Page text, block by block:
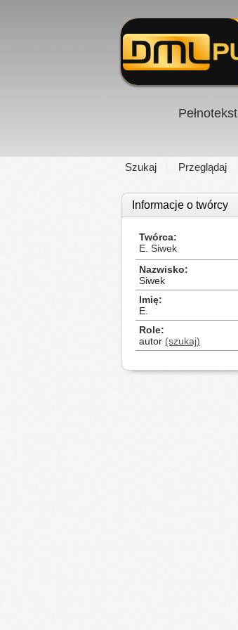
Szukaj Przeglądaj
Informacje o twórcy
Twórca
E. Siwek
Nazwisko
Siwek
Imię
E.
Role
autor (szukaj)